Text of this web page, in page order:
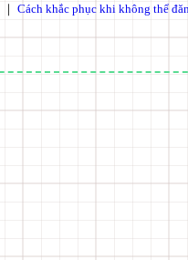
｜ Cách khắc phục khi không thể